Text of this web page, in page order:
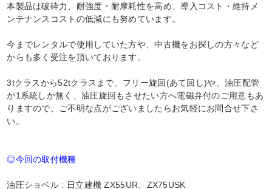
本製品は破砕力、耐強度・耐摩耗性を高め、導入コスト・維持メ
ンテナンスコストの低減にも努めています。
今までレンタルで使用していた方や、中古機をお探しの方々など
からも多く受注を頂いております。
3tクラスから52tクラスまで、フリー旋回(あて回し)や、油圧配管
が1系統しか無く、油圧旋回もさせたい方へ電磁弁付のご用意もあ
りますので、ご不明な点がございましたらお気軽にお問合せ下さ
い。
◎今回の取付機種
油圧ショベル : 日立建機 ZX55UR、ZX75USK